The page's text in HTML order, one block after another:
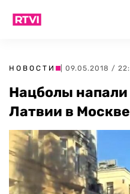
НОВОСТИ | 09.05.2018 /
Нацболы напали
Латвии в Москве